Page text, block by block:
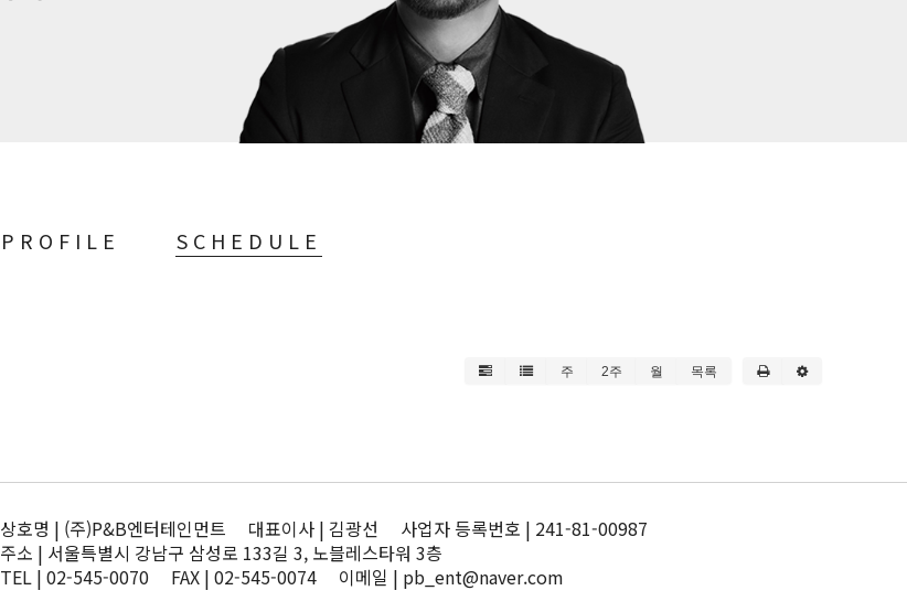
PROFILE SCHEDULE
주 2주 월 목록
상호명 | (주)P&B엔터테인먼트 대표이사 | 김광선 사업자 등록번호 | 241-81-00987
주소 | 서울특별시 강남구 삼성로 133길 3, 노블레스타워 3층
TEL | 02-545-0070 FAX | 02-545-0074 이메일 | pb_ent@naver.com